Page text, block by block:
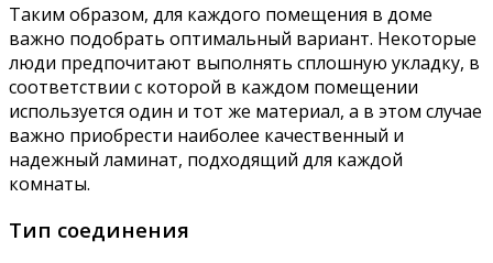
Таким образом, для каждого помещения в доме
важно подобрать оптимальный вариант. Некоторые
люди предпочитают выполнять сплошную укладку, в
соответствии с которой в каждом помещении
используется один и тот же материал, а в этом случае
важно приобрести наиболее качественный и
надежный ламинат, подходящий для каждой
комнаты.
Тип соединения